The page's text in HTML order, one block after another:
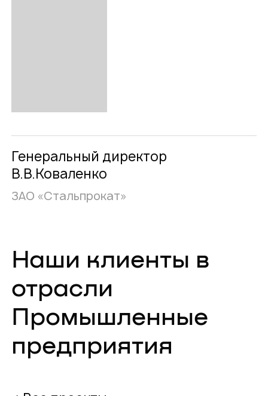
Генеральный директор
В.В.Коваленко
ЗАО «Стальпрокат»
Наши клиенты в
отрасли
Промышленные
предприятия